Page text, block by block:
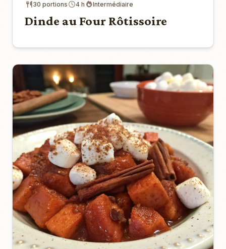
30 portions 4 h Intermédiaire
Dinde au Four Rôtissoire